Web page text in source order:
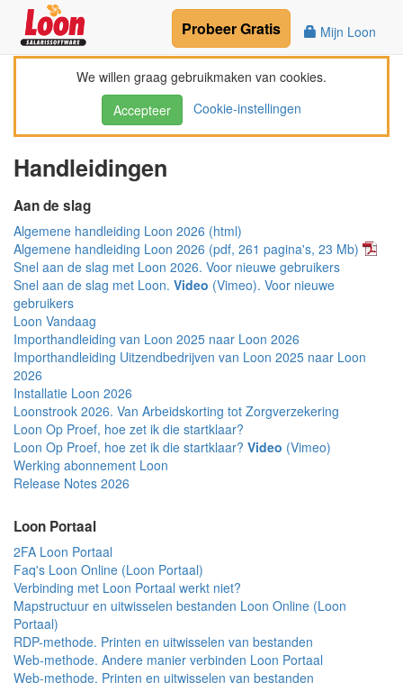
Mijn Loon
ProbeerGratis
We willen graag gebruikmaken van cookies.
Accepteer
Cookie-instellingen
Handleidingen
Aan de slag
Algemene handleiding Loon 2026 (html)
Algemene handleiding Loon 2026 (pdf, 261 pagina's, 23 Mb)
Snel aan de slag met Loon 2026. Voor nieuwe gebruikers
Snel aan de slag met Loon. Video (Vimeo). Voor nieuwe
gebruikers
Loon Vandaag
Importhandleiding van Loon 2025 naar Loon 2026
Importhandleiding Uitzendbedrijven van Loon 2025 naar Loon
2026
Installatie Loon 2026
Loonstrook 2026. Van Arbeidskorting tot Zorgverzekering
Loon Op Proef, hoe zet ik die startklaar?
Loon Op Proef, hoe zet ik die startklaar? Video (Vimeo)
Werking abonnement Loon
Release Notes 2026
Loon Portaal
2FA Loon Portaal
Faq's Loon Online (Loon Portaal)
Verbinding met Loon Portaal werkt niet?
Mapstructuur en uitwisselen bestanden Loon Online (Loon
Portaal)
RDP-methode. Printen en uitwisselen van bestanden
Web-methode. Andere manier verbinden Loon Portaal
Web-methode. Printen en uitwisselen van bestanden